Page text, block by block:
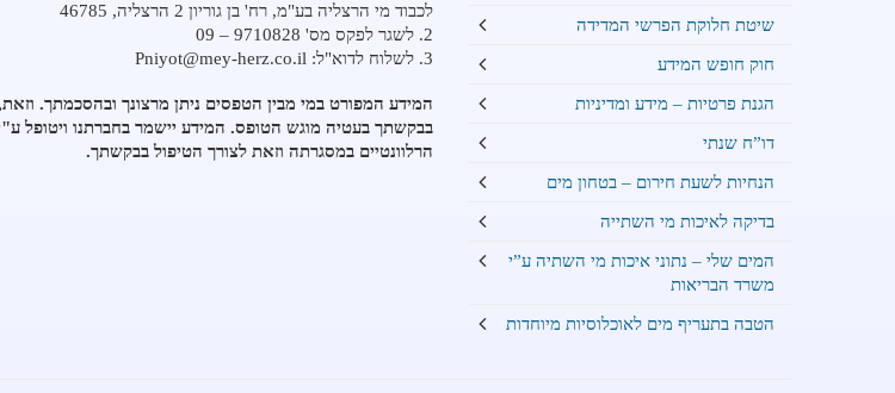
שיטת חלוקת הפרשי המדידה
חוק חופש המידע
הגנת פרטיות – מידע ומדיניות
דו”ח שנתי
הנחיות לשעת חירום – בטחון מים
בדיקה לאיכות מי השתייה
המים שלי – נתוני איכות מי השתיה ע”י
משרד הבריאות
הטבה בתעריף מים לאוכלוסיות מיוחדות
לכבוד מי הרצליה בע"מ, רח' בן גוריון 2 הרצליה, 46785
2. לשגר לפקס מס' 9710828 – 09
3. לשלוח לדוא"ל: Pniyot@mey-herz.co.il
המידע המפורט במי מבין הטפסים ניתן מרצונך ובהסכמתך.
בבקשתך בעטיה מוגש הטופס. המידע יישמר בחברתנו ויטופל
הרלוונטיים במסגרתה וזאת לצורך הטיפול בבקשתך.